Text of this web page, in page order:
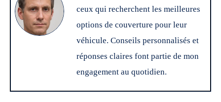
ceux qui recherchent les meilleures
options de couverture pour leur
véhicule. Conseils personnalisés et
réponses claires font partie de mon
engagement au quotidien.